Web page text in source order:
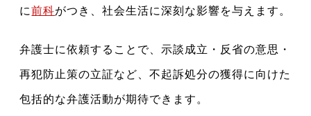
に前科がつき、社会生活に深刻な影響を与えます。
弁護士に依頼することで、示談成立・反省の意思・
再犯防止策の立証など、不起訴処分の獲得に向けた
包括的な弁護活動が期待できます。